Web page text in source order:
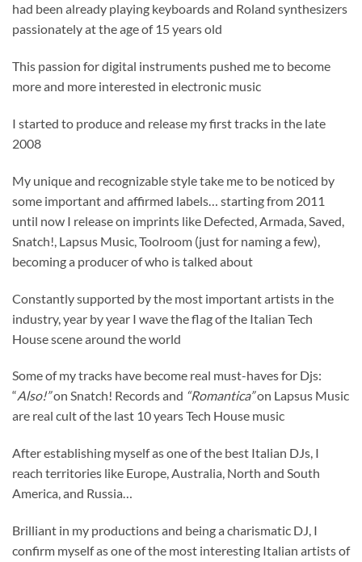
had been already playing keyboards and Roland synthesizers
passionately at the age of 15 years old
This passion for digital instruments pushed me to become
more and more interested in electronic music
I started to produce and release my first tracks in the late
2008
My unique and recognizable style take me to be noticed by
some important and affirmed labels… starting from 2011
until now I release on imprints like Defected, Armada, Saved,
Snatch!, Lapsus Music, Toolroom (just for naming a few),
becoming a producer of who is talked about
Constantly supported by the most important artists in the
industry, year by year I wave the flag of the Italian Tech
House scene around the world
Some of my tracks have become real must-haves for Djs:
“Also!”on Snatch! Records and “Romantica”on Lapsus Music
are real cult of the last 10 years Tech House music
After establishing myself as one of the best Italian DJs, I
reach territories like Europe, Australia, North and South
America, and Russia…
Brilliant in my productions and being a charismatic DJ, I
confirm myself as one of the most interesting Italian artists of